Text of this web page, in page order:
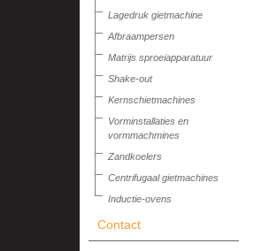
Lagedruk gietmachine
Afbraampersen
Matrijs sproeiapparatuur
Shake-out
Kernschietmachines
Vorminstallaties en
vormmachmines
Zandkoelers
Centrifugaal gietmachines
Inductie-ovens
Contact